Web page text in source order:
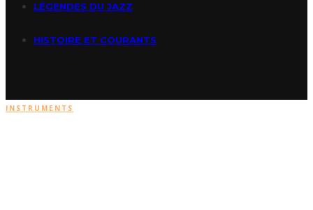
LÉGENDES DU JAZZ
HISTOIRE ET COURANTS
INSTRUMENTS